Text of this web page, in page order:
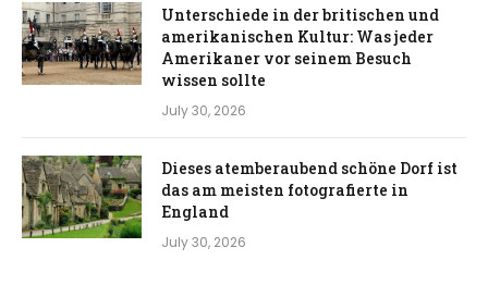
Unterschiede in der britischen und
amerikanischen Kultur: Was jeder
Amerikaner vor seinem Besuch
wissen sollte
July 30, 2026
Dieses atemberaubend schöne Dorf ist
das am meisten fotografierte in
England
July 30, 2026